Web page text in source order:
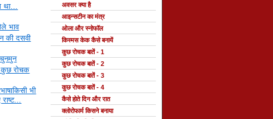
भाव
की दसवी
चुनमुन
रोचक
भी
अवसर क्या है
आइन्सटीन का मंत्र
ओला और स्नोफॉल
किस्मस केक कैसे बनायें
कुछ रोचक बातें - 1
कुछ रोचक बातें - 2
कुछ रोचक बातें - 3
कुछ रोचक बातें - 4
कैसे होते दिन और रात
क्लोरोफार्म किसने बनाया